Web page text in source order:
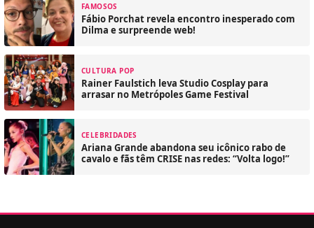
FAMOSOS
Fábio Porchat revela encontro inesperado com
Dilma e surpreende web!
CULTURA POP
Rainer Faulstich leva Studio Cosplay para
arrasar no Metrópoles Game Festival
CELEBRIDADES
Ariana Grande abandona seu icônico rabo de
cavalo e fãs têm CRISE nas redes: “Volta logo!”